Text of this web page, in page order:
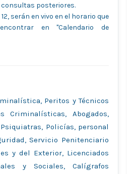
posteriores.
serán en vivo en el horario que
en "Calendario de
Peritos y Técnicos
Abogados,
Policías, personal
Servicio Penitenciario
y del Exterior, Licenciados
y Sociales, Calígrafos